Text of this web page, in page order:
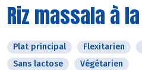
Riz massala à
Plat principal Flexitarien
Sans lactose
Végétarien